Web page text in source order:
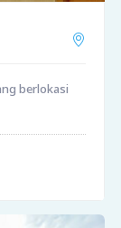
berlokasi